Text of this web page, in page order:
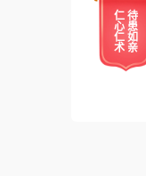
仁
心
仁
术
待
患
如
亲